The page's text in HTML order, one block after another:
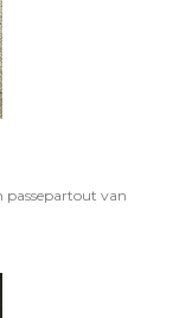
passepartout van